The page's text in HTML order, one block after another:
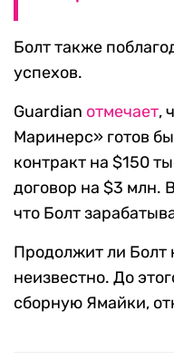
Болт также
успехов.
Guardian отмечает,
Маринерс» готов
контракт на $150
договор на $3 млн.
что Болт
Продолжит ли Болт
неизвестно. До
сборную Ямайки,